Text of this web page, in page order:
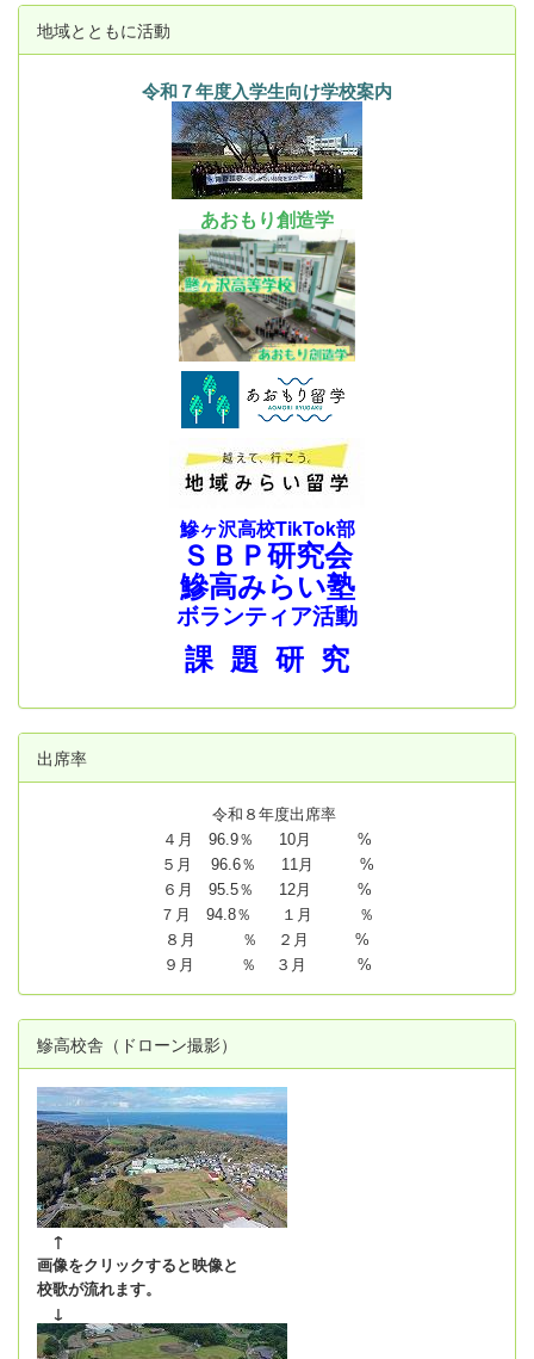
地域とともに活動
令和７年度入学生向け学校案内
あおもり創造学
鰺ヶ沢高校TikTok部
ＳＢＰ研究会
鰺高みらい塾
ボランティア活動
課 題 研 究
出席率
令和８年度出席率
４月 96.9％ 10月 %
５月 96.6％ 11月 %
６月 95.5％ 12月 %
７月 94.8％ １月 ％
８月 ％ ２月 %
９月 ％ ３月 %
鰺高校舎（ドローン撮影）
↑
画像をクリックすると映像と
校歌が流れます。
↓